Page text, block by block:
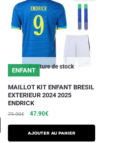
Rupture de stock
ENFANT
MAILLOT KIT ENFANT BRESIL
EXTERIEUR 2024 2025
ENDRICK
79.90€ 47.90€
AJOUTER AU PANIER